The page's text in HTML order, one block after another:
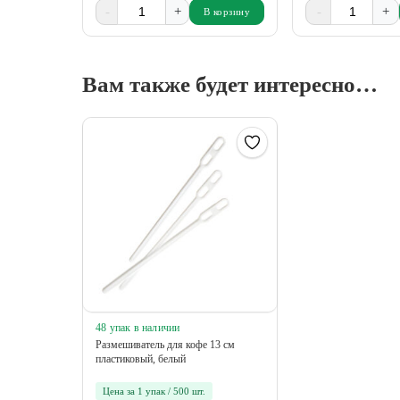
- + В корзину - +
Вам также будет интересно…
48 упак в наличии
Размешиватель для кофе 13 см
пластиковый, белый
Цена за 1 упак / 500 шт.